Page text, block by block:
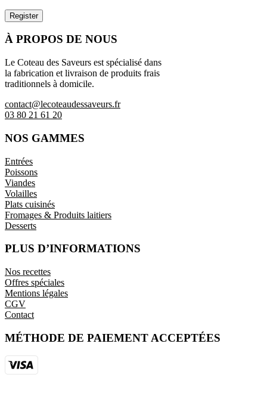
Register
À PROPOS DE NOUS
Le Coteau des Saveurs est spécialisé dans
la fabrication et livraison de produits frais
traditionnels à domicile.
contact@lecoteaudessaveurs.fr
03 80 21 61 20
NOS GAMMES
Entrées
Poissons
Viandes
Volailles
Plats cuisinés
Fromages & Produits laitiers
Desserts
PLUS D’INFORMATIONS
Nos recettes
Offres spéciales
Mentions légales
CGV
Contact
MÉTHODE DE PAIEMENT ACCEPTÉES